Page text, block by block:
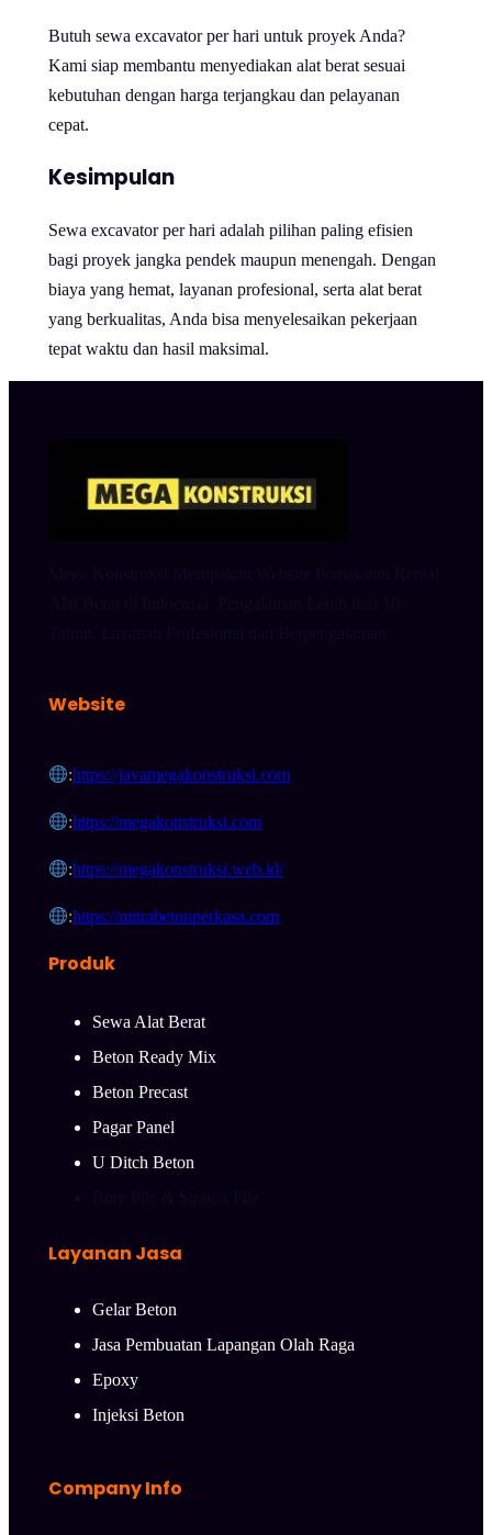
Butuh sewa excavator per hari untuk proyek Anda?
Kami siap membantu menyediakan alat berat sesuai
kebutuhan dengan harga terjangkau dan pelayanan
cepat.
Kesimpulan
Sewa excavator per hari adalah pilihan paling efisien
bagi proyek jangka pendek maupun menengah. Dengan
biaya yang hemat, layanan profesional, serta alat berat
yang berkualitas, Anda bisa menyelesaikan pekerjaan
tepat waktu dan hasil maksimal.
Website
:https://javamegakonstruksi.com
:https://megakonstruksi.com
:https://megakonstruksi.web.id/
:https://mitrabetonperkasa.com
Produk
Sewa Alat Berat
Beton Ready Mix
Beton Precast
Pagar Panel
U Ditch Beton
Layanan Jasa
Gelar Beton
Jasa Pembuatan Lapangan Olah Raga
Epoxy
Injeksi Beton
Company Info